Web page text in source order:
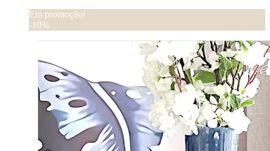
Em promoção!
-10%